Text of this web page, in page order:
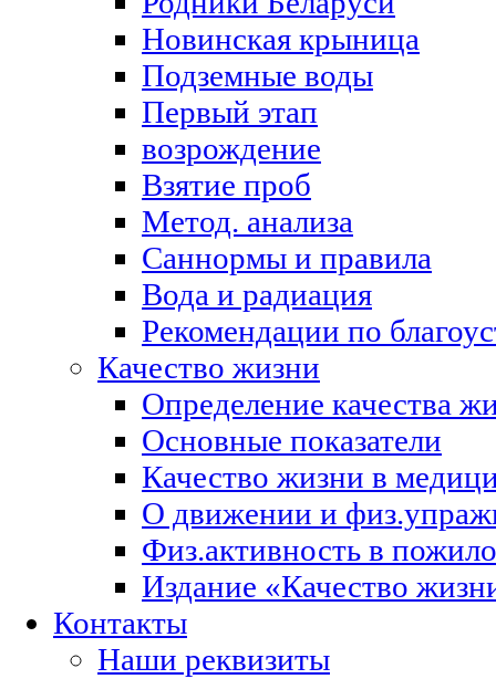
Новинская крыница
Подземные воды
Первый этап
возрождение
Взятие проб
Метод. анализа
Саннормы и правила
Вода и радиация
Рекомендации по
Качество жизни
Определение качества
Основные показатели
Качество жизни в
О движении и
Физ.активность в
Издание «Качество
Контакты
Наши реквизиты